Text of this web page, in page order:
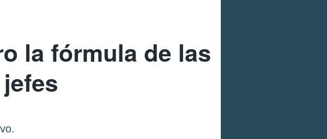
la fórmula de las